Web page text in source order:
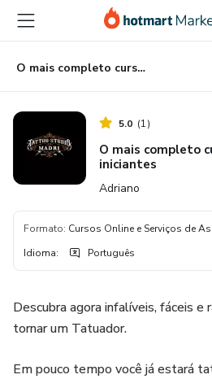
para
conteúdo
principal
para
pagamento
para
rodapé
O mais completo curso de Tatuagem para iniciantes
5.0 (1)
O mais completo
iniciantes
Adriano
Formato: Cursos Online e Serviços de
Idioma: Português
Descubra agora infalíveis, fáceis
tornar um Tatuador.
Em pouco tempo você já estará